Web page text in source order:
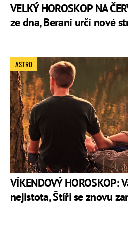
VELKÝ HOROSKOP NA
ze dna, Berani určí nové
VÍKENDOVÝ
nejistota, Štíři se znovu
ASTRO